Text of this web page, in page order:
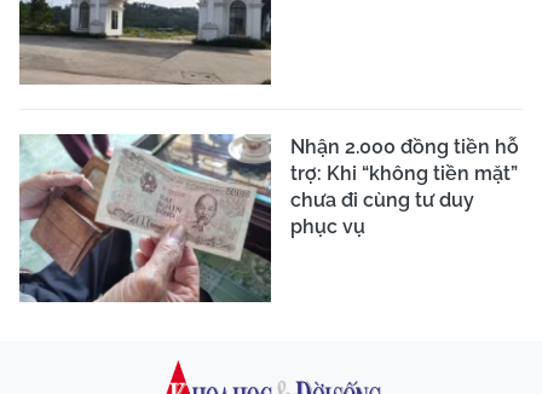
Nhận 2.000 đồng tiền hỗ
trợ: Khi “không tiền mặt”
chưa đi cùng tư duy
phục vụ